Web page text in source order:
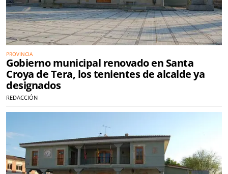
PROVINCIA
Gobierno municipal renovado en Santa
Croya de Tera, los tenientes de alcalde ya
designados
REDACCIÓN